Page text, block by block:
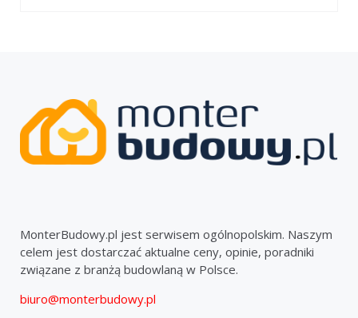
MonterBudowy.pl jest serwisem ogólnopolskim. Naszym
celem jest dostarczać aktualne ceny, opinie, poradniki
związane z branżą budowlaną w Polsce.
biuro@monterbudowy.pl